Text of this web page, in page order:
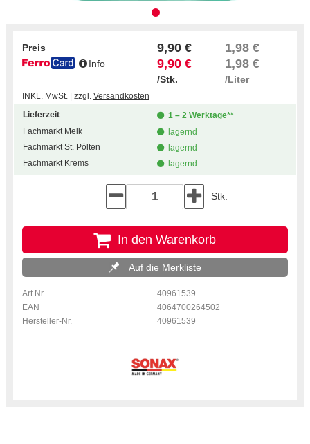
Preis 9,90 € 1,98 €
Info 9,90 € 1,98 €
/Stk. /Liter
INKL. MwSt. | zzgl. Versandkosten
Lieferzeit
1 – 2 Werktage**
Fachmarkt Melk
lagernd
Fachmarkt St. Pölten
lagernd
Fachmarkt Krems
lagernd
Stk.
In den Warenkorb
Auf die Merkliste
Art.Nr.
40961539
EAN
4064700264502
Hersteller-Nr.
40961539